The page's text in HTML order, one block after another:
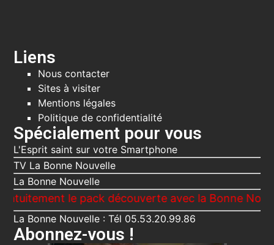
Liens
Nous contacter
Sites à visiter
Mentions légales
Politique de confidentialité
Spécialement pour vous
L'Esprit saint sur votre Smartphone
TV La Bonne Nouvelle
La Bonne Nouvelle
le pack découverte avec la Bonne Nouvelle,
La Bonne Nouvelle : Tél 05.53.20.99.86
Abonnez-vous !